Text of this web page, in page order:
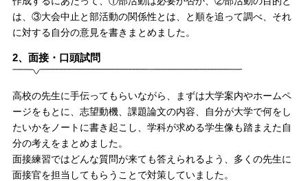
は、③大会中止と部活動の関係性とは、と順を追って調べ、それ
に対する自分の意見を書きまとめました。
2、面接・口頭試問
高校の先生に手伝ってもらいながら、まずは大学案内やホームペ
ージをもとに、志望動機、課題論文の内容、自分が大学で何をし
たいかをノートに書き起こし、学科が求める学生像も踏まえた自
分の考えをまとめました。
面接練習ではどんな質問が来ても答えられるよう、多くの先生に
面接官を担当してもらうことで対策していました。